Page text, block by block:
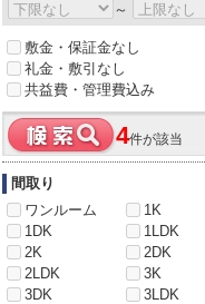
～
敷金・保証金なし
礼金・敷引なし
共益費・管理費込み
4件が該当
間取り
ワンルーム
1K
1DK
1LDK
2K
2DK
2LDK
3K
3DK
3LDK